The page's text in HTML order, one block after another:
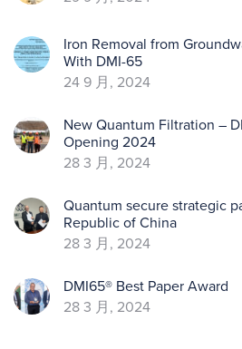
Iron Removal from
With DMI-65
24 9 月, 2024
New Quantum Filtration –
Opening 2024
28 3 月, 2024
Quantum secure strategic
Republic of China
28 3 月, 2024
DMI65® Best Paper Award
28 3 月, 2024